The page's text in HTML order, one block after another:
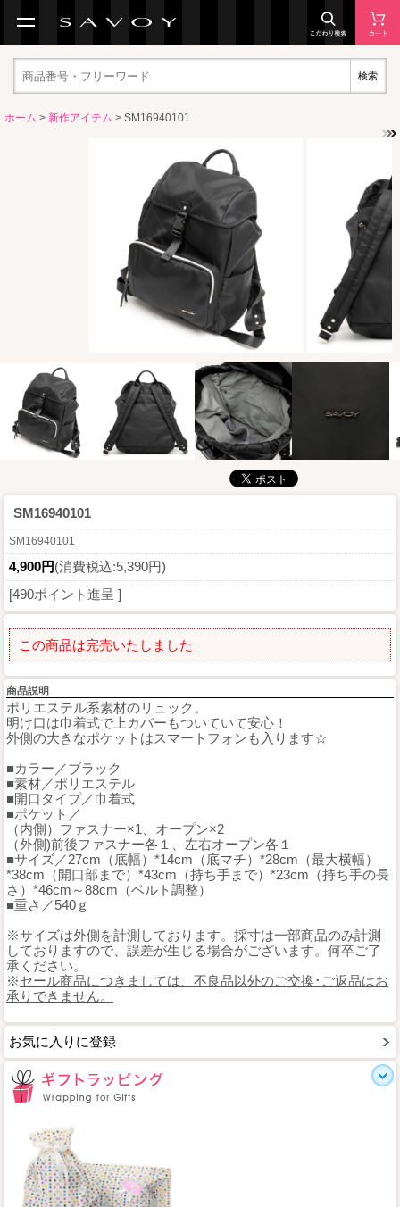
検索
ホーム > 新作アイテム > SM16940101
SM16940101
SM16940101
4,900円(消費税込:5,390円)
[490ポイント進呈 ]
この商品は完売いたしました
商品説明
ポリエステル系素材のリュック。
明け口は巾着式で上カバーもついていて安心！
外側の大きなポケットはスマートフォンも入ります☆
■カラー／ブラック
■素材／ポリエステル
■開口タイプ／巾着式
■ポケット／
（内側）ファスナー×1、オープン×2
（外側)前後ファスナー各１、左右オープン各１
■サイズ／27cm（底幅）*14cm（底マチ）*28cm（最大横幅）
*38cm（開口部まで）*43cm（持ち手まで）*23cm（持ち手の長
さ）*46cm～88cm（ベルト調整）
■重さ／540ｇ
※サイズは外側を計測しております。採寸は一部商品のみ計測
しておりますので、誤差が生じる場合がございます。何卒ご了
承ください。
※セール商品につきましては、不良品以外のご交換･ご返品はお
承りできません。
お気に入りに登録